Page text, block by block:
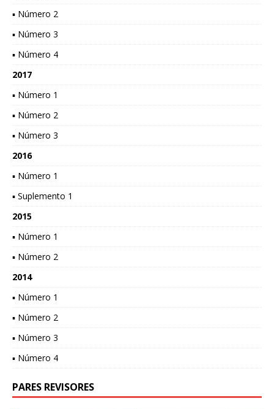
▪ Número 2
▪ Número 3
▪ Número 4
2017
▪ Número 1
▪ Número 2
▪ Número 3
2016
▪ Número 1
▪ Suplemento 1
2015
▪ Número 1
▪ Número 2
2014
▪ Número 1
▪ Número 2
▪ Número 3
▪ Número 4
PARES REVISORES